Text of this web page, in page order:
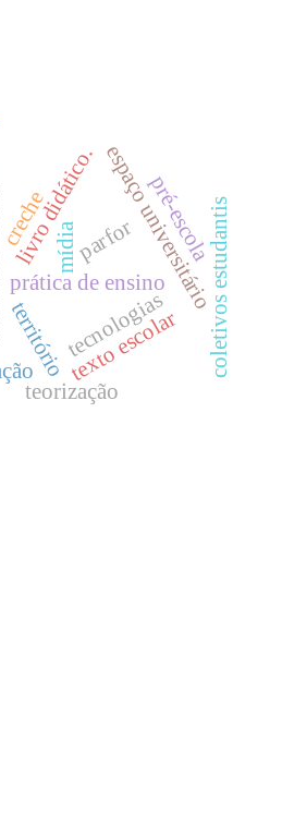
território
prática de ensino
texto escolar
espaço universitário
mídia
livro didático.parfor pré-escolacoletivos estudantis
tecnologias
teorização